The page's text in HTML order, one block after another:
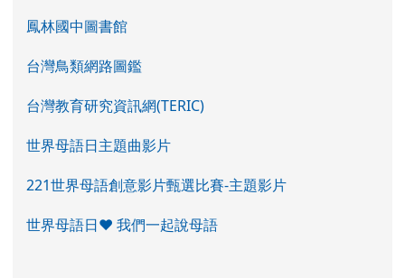
鳳林國中圖書館
台灣鳥類網路圖鑑
台灣教育研究資訊網(TERIC)
世界母語日主題曲影片
221世界母語創意影片甄選比賽-主題影片
世界母語日♥ 我們一起說母語